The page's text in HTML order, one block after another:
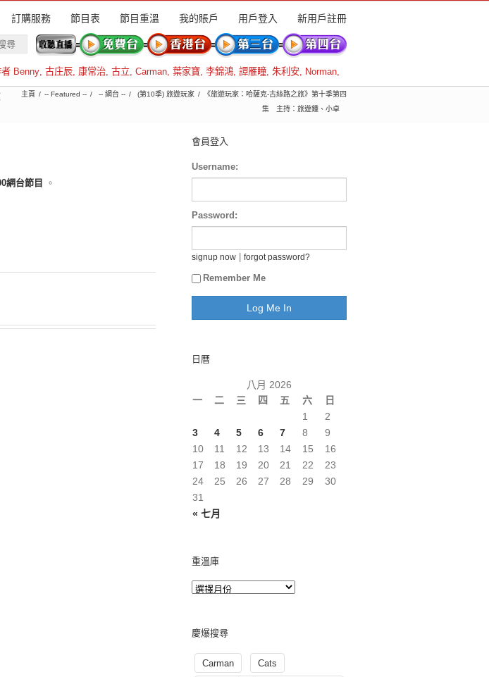
訂購服務 節目表 節目重溫 我的賬戶 用戶登入 新用戶註冊
Benny, 古庄辰, 康常治, 古立, Carman, 葉家寶, 李錦鴻, 譚雁瞳, 朱利安, Norman,
主頁 -- Featured -- -- 網台 -- (第10季) 旅遊玩家
《旅遊玩家：哈薩克-古絲路之旅》第十季第四
集 主持：旅遊鍾、小卓
網台節目 。
會員登入
Username:
Password:
signup now forgot password?
Remember Me
日曆
八月 2026
一
二 三 四 五 六 日
« 七月
1
2
3
4 5 6 7 8
9
10
11 12 13 14 15
16
17
18 19 20 21 22
23
24
25 26 27 28 29
30
31
重溫庫
慶爆搜尋
Carman Cats